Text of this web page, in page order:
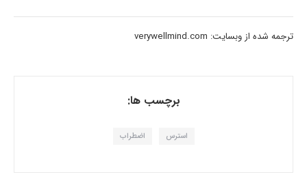
ترجمه شده از وبسایت: verywellmind.com
برچسب ها:
استرس اضطراب